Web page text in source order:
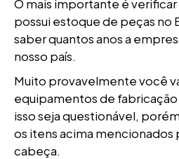
O mais importante é
possui estoque de peças no
saber quantos anos a
nosso país.
Muito provavelmente você
equipamentos de fabricação
isso seja questionável,
os itens acima mencionados
cabeça.